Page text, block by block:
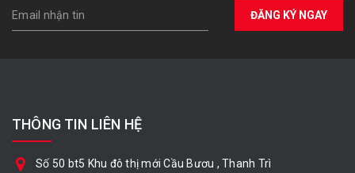
ĐĂNG KÝ NGAY
THÔNG TIN LIÊN HỆ
Số 50 bt5 Khu đô thị mới Cầu Bươu , Thanh Trì